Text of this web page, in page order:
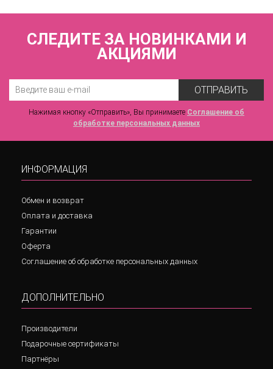
СЛЕДИТЕ ЗА НОВИНКАМИ И
АКЦИЯМИ
ОТПРАВИТЬ
Нажимая кнопку «Отправить», Вы принимаете Соглашение об
обработке персональных данных
ИНФОРМАЦИЯ
Обмен и возврат
Оплата и доставка
Гарантии
Оферта
Соглашение об обработке персональных данных
ДОПОЛНИТЕЛЬНО
Производители
Подарочные сертификаты
Партнёры